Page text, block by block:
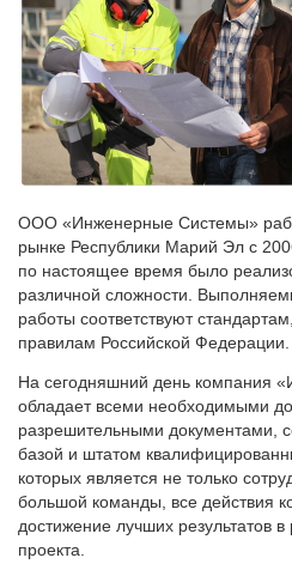
ООО «Инженерные Системы»
рынке Республики Марий Эл с
по настоящее время было
различной сложности.
работы соответствуют
правилам Российской Федерации.
На сегодняшний день компания
обладает всеми необходимыми
разрешительными документами,
базой и штатом
которых является не только
большой команды, все действия
достижение лучших результатов
проекта.